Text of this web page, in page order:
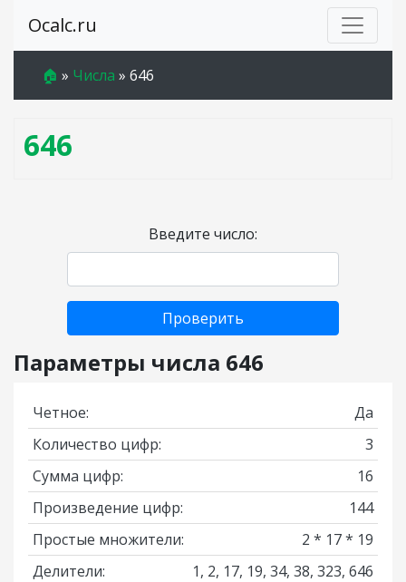
Ocalc.ru
🏠 » Числа » 646
646
Введите число:
Проверить
Параметры числа 646
Четное:
Да
Количество цифр:
3
Сумма цифр:
16
Произведение цифр:
144
Простые множители:
2 * 17 * 19
Делители:
1, 2, 17, 19, 34, 38, 323, 646